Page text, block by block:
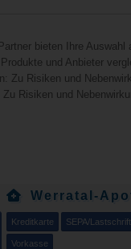
bieten Ihre
und Anbieter
Zu Risiken und
Risiken und
Werratal-
Kreditkarte SEPA/Lastschrift
Vorkasse